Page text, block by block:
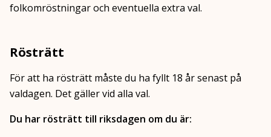
folkomröstningar och eventuella extra val.
Rösträtt
För att ha rösträtt måste du ha fyllt 18 år senast på
valdagen. Det gäller vid alla val.
Du har rösträtt till riksdagen om du är: